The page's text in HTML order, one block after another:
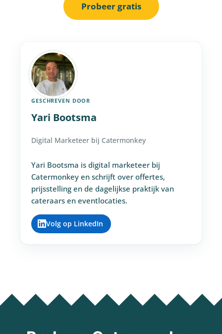
Probeer gratis
GESCHREVEN DOOR
Yari Bootsma
Digital Marketeer bij Catermonkey
Yari Bootsma is digital marketeer bij
Catermonkey en schrijft over offertes,
prijsstelling en de dagelijkse praktijk van
cateraars en eventlocaties.
Volg op LinkedIn